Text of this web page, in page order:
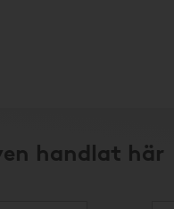
handlat här